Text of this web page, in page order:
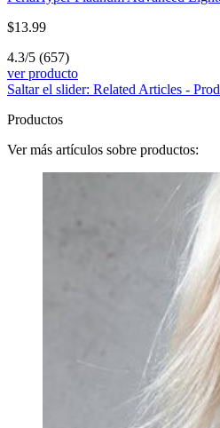
$13.99
4.3/5 (657)
ver producto
Saltar el slider: Related Articles -
Productos
Ver más artículos sobre productos: